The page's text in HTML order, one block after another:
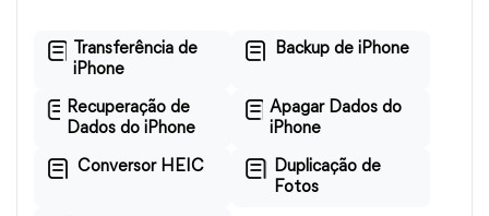
Transferência de
iPhone
Backup de iPhone
Recuperação de
Dados do iPhone
Apagar Dados do
iPhone
Conversor HEIC
Duplicação de
Fotos